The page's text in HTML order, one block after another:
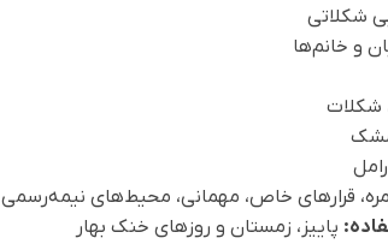
شکلاتی
و خانم‌ها
شکلات
قرارهای خاص، مهمانی، محیط‌های نیمه‌رسمی
پاییز، زمستان و روزهای خنک بهار